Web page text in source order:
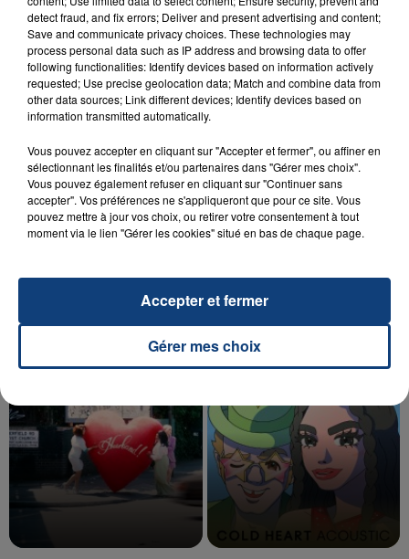
SON BÉBÉ ENTRE LA VIE ET LA...
Un homme s'est immolé par le feu après avoir
aspergé sa compagne et leur bébé de trois mois
d'un liquide inflammable.
20 juillet 2026
UNE ADOLESCENTE DEVANT SE FAIRE
OPÉRER DE LA CHEVILLE RESSORT DE LA...
TITRES DIFFUSÉS
detect fraud, and fix errors; Deliver and present advertising and content;
Save and communicate privacy choices. These technologies may
process personal data such as IP address and browsing data to offer
following functionalities: Identify devices based on information actively
requested; Use precise geolocation data; Match and combine data from
other data sources; Link different devices; Identify devices based on
information transmitted automatically.
Vous pouvez accepter en cliquant sur "Accepter et fermer", ou affiner en
sélectionnant les finalités et/ou partenaires dans "Gérer mes choix".
Vous pouvez également refuser en cliquant sur "Continuer sans
accepter". Vos préférences ne s'appliqueront que pour ce site. Vous
pouvez mettre à jour vos choix, ou retirer votre consentement à tout
moment via le lien "Gérer les cookies" situé en bas de chaque page.
Gérer mes choix
Accepter et fermer